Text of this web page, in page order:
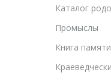
Каталог
Промыслы
Книга памяти